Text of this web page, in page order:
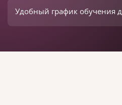
Удобный график обучения